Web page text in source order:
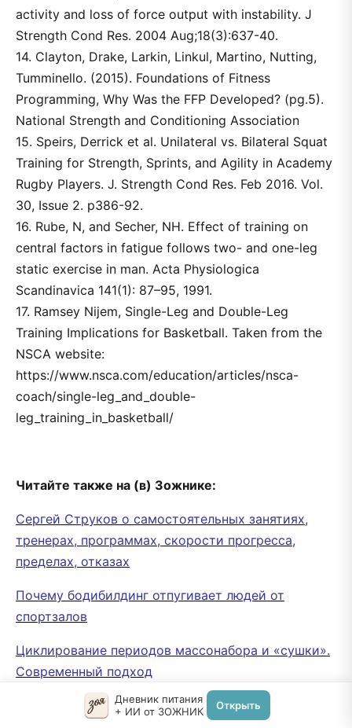
activity and loss of force output with instability. J
Strength Cond Res. 2004 Aug;18(3):637-40.
14. Clayton, Drake, Larkin, Linkul, Martino, Nutting,
Tumminello. (2015). Foundations of Fitness
Programming, Why Was the FFP Developed? (pg.5).
National Strength and Conditioning Association
15. Speirs, Derrick et al. Unilateral vs. Bilateral Squat
Training for Strength, Sprints, and Agility in Academy
Rugby Players. J. Strength Cond Res. Feb 2016. Vol.
30, Issue 2. p386-92.
16. Rube, N, and Secher, NH. Effect of training on
central factors in fatigue follows two- and one-leg
static exercise in man. Acta Physiologica
Scandinavica 141(1): 87–95, 1991.
17. Ramsey Nijem, Single-Leg and Double-Leg
Training Implications for Basketball. Taken from the
NSCA website:
https://www.nsca.com/education/articles/nsca-
coach/single-leg_and_double-
leg_training_in_basketball/
Читайте также на (в) Зожнике:
Сергей Струков о самостоятельных занятиях,
тренерах, программах, скорости прогресса,
пределах, отказах
Почему бодибилдинг отпугивает людей от
спортзалов
Циклирование периодов массонабора и «сушки».
Современный подход
Почему кроссфит называют «травмфит»
Дневник питания
+ ИИ от ЗОЖНИК
Открыть